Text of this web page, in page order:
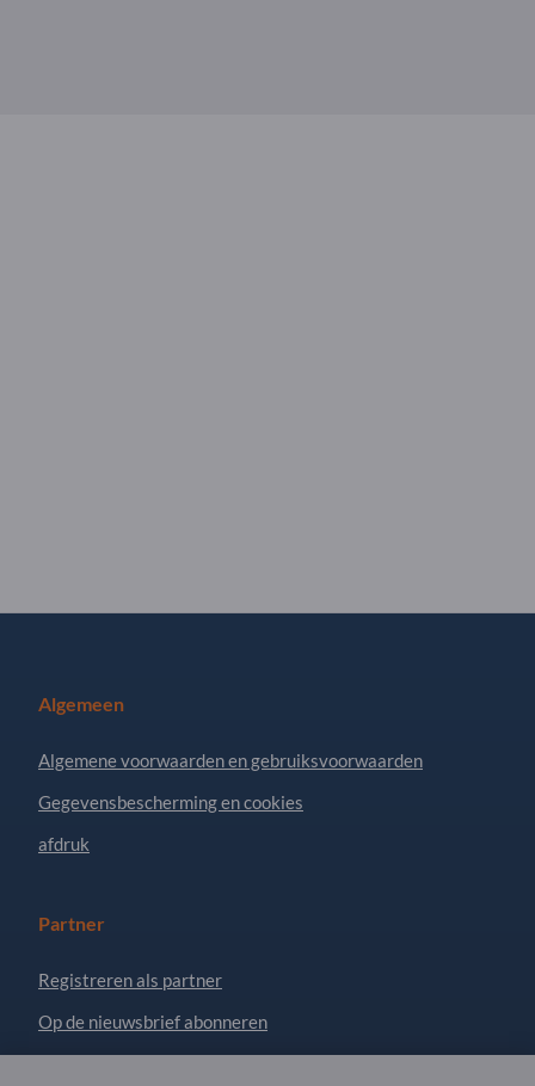
Algemeen
Algemene voorwaarden en gebruiksvoorwaarden
Gegevensbescherming en cookies
afdruk
Partner
Registreren als partner
Op de nieuwsbrief abonneren